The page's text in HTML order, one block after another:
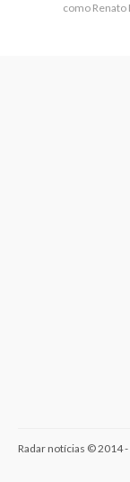
como Renato
Radar notícias © 2014